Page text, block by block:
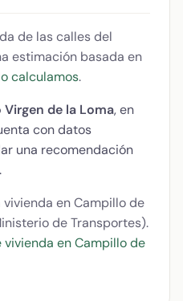
de las calles del
estimación basada en
calculamos.
de la Loma, en
con datos
una recomendación
en Campillo de
de Transportes).
en Campillo de